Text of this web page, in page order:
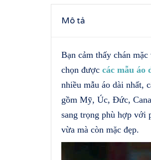
Mô tả
Bạn cảm thấy chán
chọn được các mẫu áo
nhiều mẫu áo dài nhất,
gồm Mỹ, Úc, Đức,
sang trọng phù hợp với
vừa mà còn mặc đẹp.